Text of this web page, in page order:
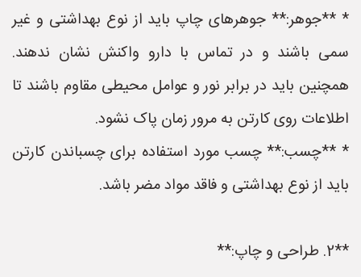
* **جوهر:** جوهرهای چاپ باید از نوع بهداشتی و غیر
سمی باشند و در تماس با دارو واکنش نشان ندهند.
همچنین باید در برابر نور و عوامل محیطی مقاوم باشند تا
اطلاعات روی کارتن به مرور زمان پاک نشود.
* **چسب:** چسب مورد استفاده برای چسباندن کارتن
باید از نوع بهداشتی و فاقد مواد مضر باشد.
**2. طراحی و چاپ:**